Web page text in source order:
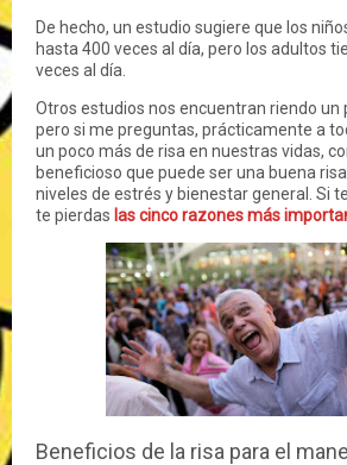
De hecho, un estudio sugiere que los
hasta 400 veces al día, pero los adultos
veces al día.
Otros estudios nos encuentran riendo un
pero si me preguntas, prácticamente a
un poco más de risa en nuestras vidas,
beneficioso que puede ser una buena
niveles de estrés y bienestar general. Si
te pierdas las cinco razones más
Beneficios de la risa para el